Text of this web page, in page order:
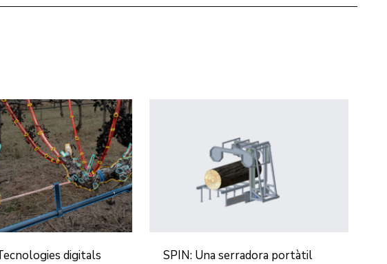
digitals
SPIN: Una serradora portàtil